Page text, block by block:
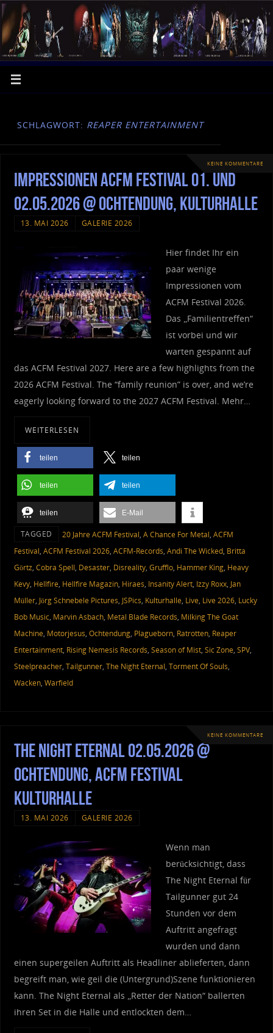
SCHLAGWORT: REAPER ENTERTAINMENT
KEINE KOMMENTARE
Impressionen ACFM Festival 01. und
02.05.2026 @ Ochtendung, Kulturhalle
13. MAI 2026 GALERIE 2026
Hier findet Ihr ein
paar wenige
Impressionen vom
ACFM Festival 2026.
Das „Familientreffen“
ist vorbei und wir
warten gespannt auf
das ACFM Festival 2027. Here are a few highlights from the
2026 ACFM Festival. The “family reunion” is over, and we’re
eagerly looking forward to the 2027 ACFM Festival. Mehr…
WEITERLESEN
teilen teilen
teilen teilen
teilen E-Mail
TAGGED 20 Jahre ACFM Festival, A Chance For Metal, ACFM
Festival, ACFM Festival 2026, ACFM-Records, Andi The Wicked, Britta
Görtz, Cobra Spell, Desaster, Disreality, Grufflo, Hammer King, Heavy
Kevy, Hellfire, Hellfire Magazin, Hiraes, Insanity Alert, Izzy Roxx, Jan
Müller, Jörg Schnebele Pictures, JSPics, Kulturhalle, Live, Live 2026, Lucky
Bob Music, Marvin Asbach, Metal Blade Records, Milking The Goat
Machine, Motorjesus, Ochtendung, Plagueborn, Ratrotten, Reaper
Entertainment, Rising Nemesis Records, Season of Mist, Sic Zone, SPV,
Steelpreacher, Tailgunner, The Night Eternal, Torment Of Souls,
Wacken, Warfield
KEINE KOMMENTARE
The Night Eternal 02.05.2026 @
Ochtendung, ACFM Festival
Kulturhalle
13. MAI 2026 GALERIE 2026
Wenn man
berücksichtigt, dass
The Night Eternal für
Tailgunner gut 24
Stunden vor dem
Auftritt angefragt
wurden und dann
einen supergeilen Auftritt als Headliner ablieferten, dann
begreift man, wie geil die (Untergrund)Szene funktionieren
kann. The Night Eternal als „Retter der Nation“ ballerten
ihren Set in die Halle und entlockten dem…